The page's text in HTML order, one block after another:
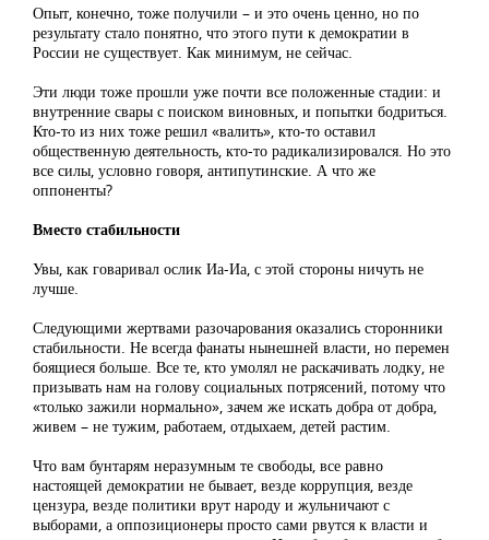
Опыт, конечно, тоже получили – и это очень ценно, но по
результату стало понятно, что этого пути к демократии в
России не существует. Как минимум, не сейчас.
Эти люди тоже прошли уже почти все положенные стадии: и
внутренние свары с поиском виновных, и попытки бодриться.
Кто-то из них тоже решил «валить», кто-то оставил
общественную деятельность, кто-то радикализировался. Но это
все силы, условно говоря, антипутинские. А что же
оппоненты?
Вместо стабильности
Увы, как говаривал ослик Иа-Иа, с этой стороны ничуть не
лучше.
Следующими жертвами разочарования оказались сторонники
стабильности. Не всегда фанаты нынешней власти, но перемен
боящиеся больше. Все те, кто умолял не раскачивать лодку, не
призывать нам на голову социальных потрясений, потому что
«только зажили нормально», зачем же искать добра от добра,
живем – не тужим, работаем, отдыхаем, детей растим.
Что вам бунтарям неразумным те свободы, все равно
настоящей демократии не бывает, везде коррупция, везде
цензура, везде политики врут народу и жульничают с
выборами, а оппозиционеры просто сами рвутся к власти и